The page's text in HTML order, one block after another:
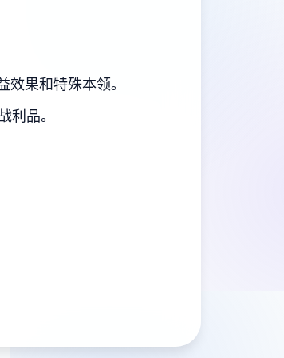
果和特殊本领。
利品。